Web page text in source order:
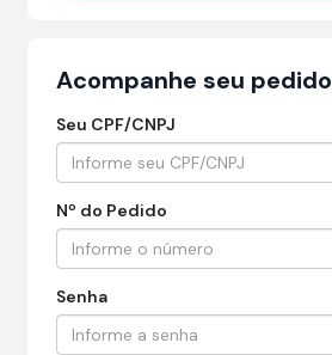
Acompanhe seu pedido
Seu CPF/CNPJ
Nº do Pedido
Senha